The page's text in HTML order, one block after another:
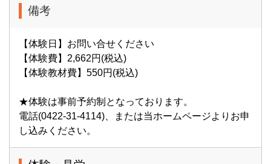
備考
【体験日】お問い合せください
【体験費】2,662円(税込)
【体験教材費】550円(税込)
★体験は事前予約制となっております。
電話(0422-31-4114)、または当ホームページよりお申
し込みください。